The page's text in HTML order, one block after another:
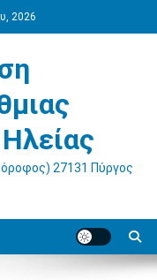
2026
27131 Πύργος